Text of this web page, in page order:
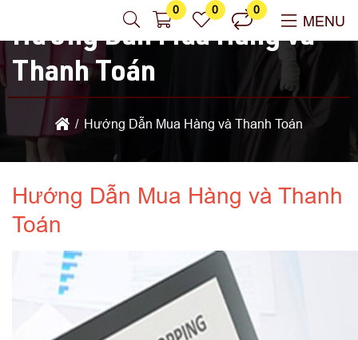
0 0 0
MENU
Hướng Dẫn Mua Hàng và
Thanh Toán
Hướng Dẫn Mua Hàng và Thanh Toán
Hướng Dẫn Mua Hàng và Thanh
Toán